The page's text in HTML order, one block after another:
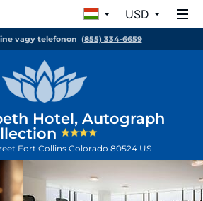
USD
vagy telefonon (855) 334-6659
Hotel, Autograph
Fort Collins Colorado 80524 US